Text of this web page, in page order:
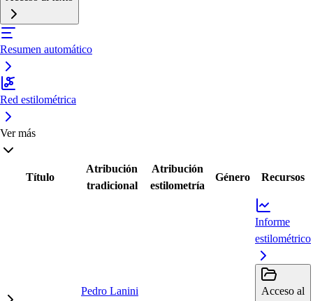
Resumen automático
Red estilométrica
Ver más
Título
Atribución
tradicional
Atribución
estilometría
Género Recursos
Pedro Lanini
Informe
estilométrico
Acceso al